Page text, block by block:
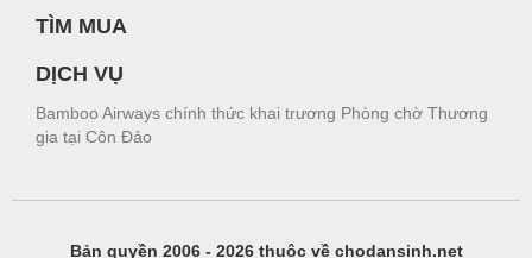
TÌM MUA
DỊCH VỤ
Bamboo Airways chính thức khai trương Phòng chờ Thương
gia tại Côn Đảo
Bản quyền 2006 - 2026 thuộc về chodansinh.net